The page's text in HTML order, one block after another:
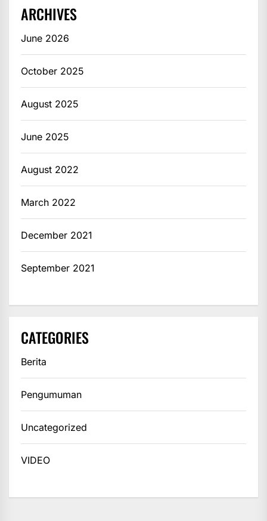
ARCHIVES
June 2026
October 2025
August 2025
June 2025
August 2022
March 2022
December 2021
September 2021
CATEGORIES
Berita
Pengumuman
Uncategorized
VIDEO